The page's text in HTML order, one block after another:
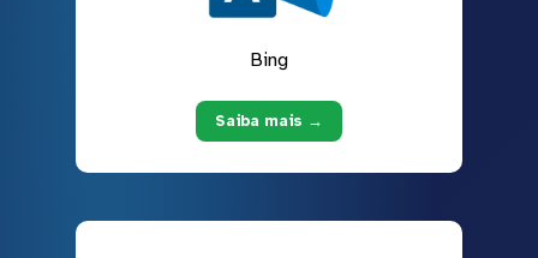
Bing
Saiba mais →